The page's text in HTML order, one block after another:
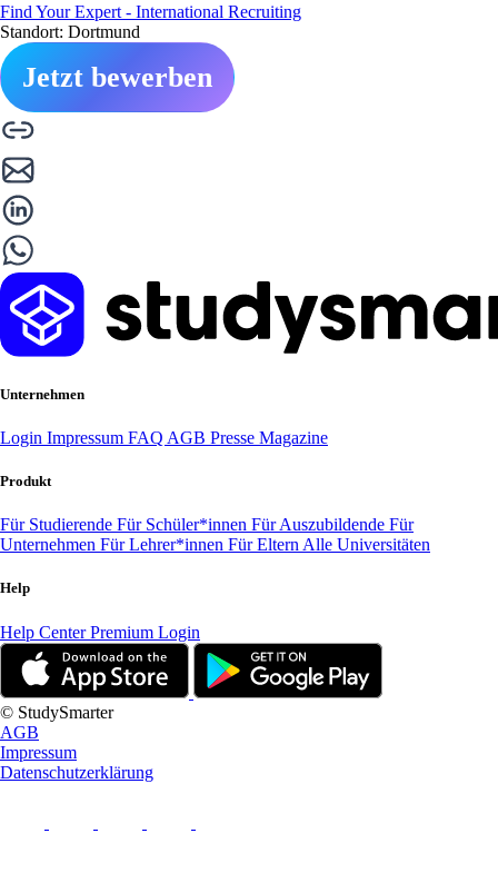
Find Your Expert - International Recruiting
Standort: Dortmund
Jetzt bewerben
Unternehmen
Login Impressum FAQ AGB Presse Magazine
Produkt
Für Studierende Für Schüler*innen Für Auszubildende Für
Unternehmen Für Lehrer*innen Für Eltern Alle Universitäten
Help
Help CenterPremium Login
© StudySmarter
AGB
Impressum
Datenschutzerklärung